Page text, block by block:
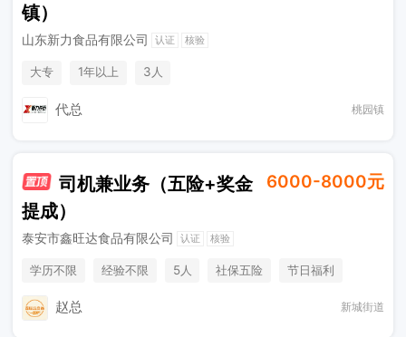
镇）
山东新力食品有限公司 认证 核验
大专 1年以上 3人
代总 桃园镇
司机兼业务（五险+奖金
提成）
6000-8000元
泰安市鑫旺达食品有限公司 认证 核验
学历不限 经验不限 5人 社保五险
节日福利
综合补贴
赵总 新城街道